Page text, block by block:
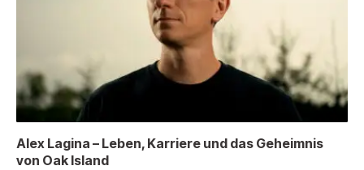
Alex Lagina – Leben, Karriere und das Geheimnis
von Oak Island